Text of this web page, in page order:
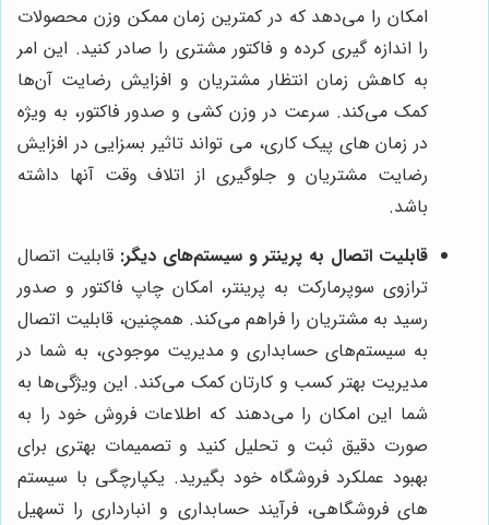
امکان را می‌دهد که در کمترین زمان ممکن وزن محصولات
را اندازه گیری کرده و فاکتور مشتری را صادر کنید. این امر
به کاهش زمان انتظار مشتریان و افزایش رضایت آن‌ها
کمک می‌کند. سرعت در وزن کشی و صدور فاکتور، به ویژه
در زمان های پیک کاری، می تواند تاثیر بسزایی در افزایش
رضایت مشتریان و جلوگیری از اتلاف وقت آنها داشته
باشد.
قابلیت اتصال به پرینتر و سیستم‌های دیگر: قابلیت اتصال
ترازوی سوپرمارکت به پرینتر، امکان چاپ فاکتور و صدور
رسید به مشتریان را فراهم می‌کند. همچنین، قابلیت اتصال
به سیستم‌های حسابداری و مدیریت موجودی، به شما در
مدیریت بهتر کسب و کارتان کمک می‌کند. این ویژگی‌ها به
شما این امکان را می‌دهند که اطلاعات فروش خود را به
صورت دقیق ثبت و تحلیل کنید و تصمیمات بهتری برای
بهبود عملکرد فروشگاه خود بگیرید. یکپارچگی با سیستم
های فروشگاهی، فرآیند حسابداری و انبارداری را تسهیل